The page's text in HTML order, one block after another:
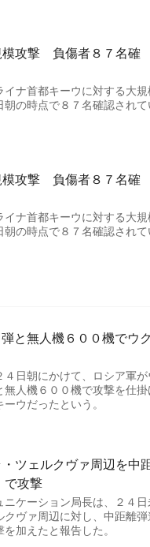
模攻撃 負傷者８７名確
イナ首都キーウに対する大規
の時点で８７名確認されて
模攻撃 負傷者８７名確
イナ首都キーウに対する大規
の時点で８７名確認されて
と無人機６００機でウク
日朝にかけて、ロシア軍が
人機６００機で攻撃を仕掛
ウだったという。
ツェルクヴァ周辺を中
で攻撃
ケーション局長は、２４日
ヴァ周辺に対し、中距離弾
加えたと報告した。